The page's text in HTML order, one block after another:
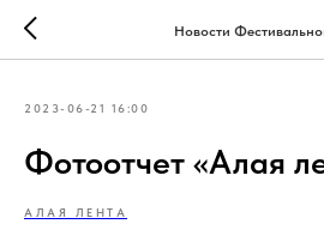
Новости
2023-06-21 16:00
Фотоотчет «Алая
АЛАЯ ЛЕНТА